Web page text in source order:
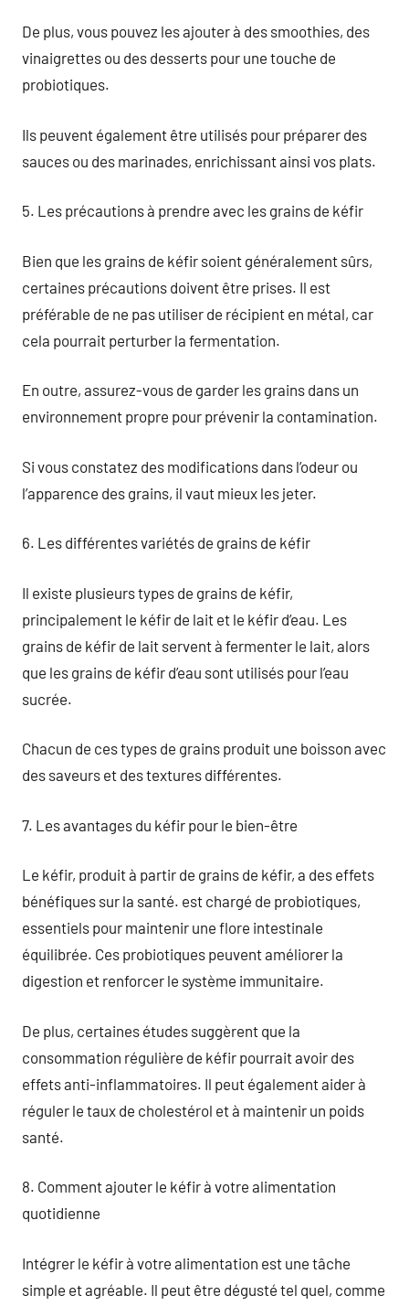
De plus, vous pouvez les ajouter à des smoothies, des
vinaigrettes ou des desserts pour une touche de
probiotiques.
Ils peuvent également être utilisés pour préparer des
sauces ou des marinades, enrichissant ainsi vos plats.
5. Les précautions à prendre avec les grains de kéfir
Bien que les grains de kéfir soient généralement sûrs,
certaines précautions doivent être prises. Il est
préférable de ne pas utiliser de récipient en métal, car
cela pourrait perturber la fermentation.
En outre, assurez-vous de garder les grains dans un
environnement propre pour prévenir la contamination.
Si vous constatez des modifications dans l’odeur ou
l’apparence des grains, il vaut mieux les jeter.
6. Les différentes variétés de grains de kéfir
Il existe plusieurs types de grains de kéfir,
principalement le kéfir de lait et le kéfir d’eau. Les
grains de kéfir de lait servent à fermenter le lait, alors
que les grains de kéfir d’eau sont utilisés pour l’eau
sucrée.
Chacun de ces types de grains produit une boisson avec
des saveurs et des textures différentes.
7. Les avantages du kéfir pour le bien-être
Le kéfir, produit à partir de grains de kéfir, a des effets
bénéfiques sur la santé. est chargé de probiotiques,
essentiels pour maintenir une flore intestinale
équilibrée. Ces probiotiques peuvent améliorer la
digestion et renforcer le système immunitaire.
De plus, certaines études suggèrent que la
consommation régulière de kéfir pourrait avoir des
effets anti-inflammatoires. Il peut également aider à
réguler le taux de cholestérol et à maintenir un poids
santé.
8. Comment ajouter le kéfir à votre alimentation
quotidienne
Intégrer le kéfir à votre alimentation est une tâche
simple et agréable. Il peut être dégusté tel quel, comme